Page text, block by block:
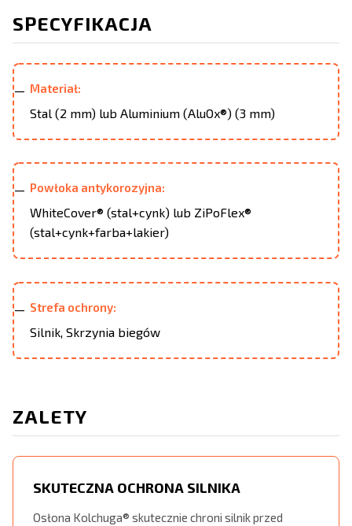
SPECYFIKACJA
Materiał:
Stal (2 mm) lub Aluminium (AluOx®) (3 mm)
Powłoka antykorozyjna:
WhiteCover® (stal+cynk) lub ZiPoFlex®
(stal+cynk+farba+lakier)
Strefa ochrony:
Silnik, Skrzynia biegów
ZALETY
SKUTECZNA OCHRONA SILNIKA
Osłona Kolchuga® skutecznie chroni silnik przed